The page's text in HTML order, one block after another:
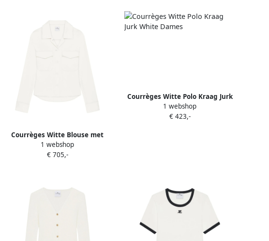
Courrèges Witte Blouse met
Zakken White Dames
1 webshop
€ 705,-
Courrèges Witte Polo Kraag Jurk
White Dames
1 webshop
€ 423,-